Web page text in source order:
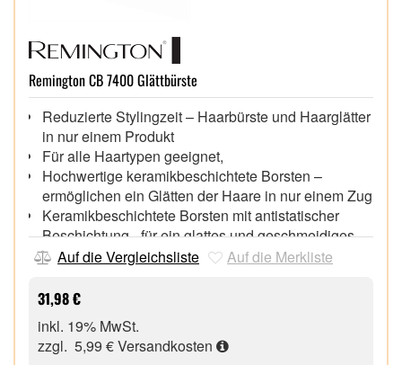
Remington CB 7400 Glättbürste
Reduzierte Stylingzeit – Haarbürste und Haarglätter
in nur einem Produkt
Für alle Haartypen geeignet,
Hochwertige keramikbeschichtete Borsten –
ermöglichen ein Glätten der Haare in nur einem Zug
Keramikbeschichtete Borsten mit antistatischer
Beschichtung - für ein glattes und geschmeidiges
Styling
3 Temperatureinstellungen (150/190/230 °C),
30 Sekunden Aufheizzeit,
Ein-/Ausschalter,
Automatische Sicherheitsabschaltung nach 60
Auf die Vergleichsliste Auf die Merkliste
31,98 €
inkl. 19% MwSt.
zzgl. 5,99 €Versandkosten